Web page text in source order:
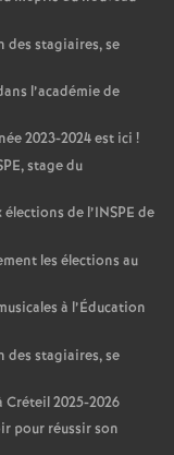
des stagiaires, se
l’académie de
2023-2024 est ici !
, stage du
élections de l’INSPE de
les élections au
à l’Éducation
des stagiaires, se
Créteil 2025-2026
pour réussir son